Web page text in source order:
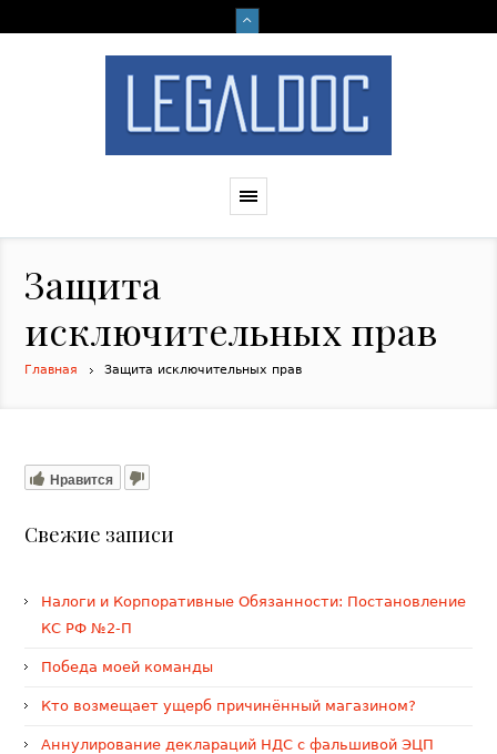
Защита
исключительных прав
Главная Защита исключительных прав
Нравится
Свежие записи
Налоги и Корпоративные Обязанности: Постановление
КС РФ №2-П
Победа моей команды
Кто возмещает ущерб причинённый магазином?
Аннулирование деклараций НДС с фальшивой ЭЦП